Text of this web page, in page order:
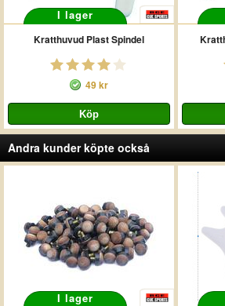
I lager
Kratthuvud Plast Spindel
49 kr
Andra kunder köpte också
I lager